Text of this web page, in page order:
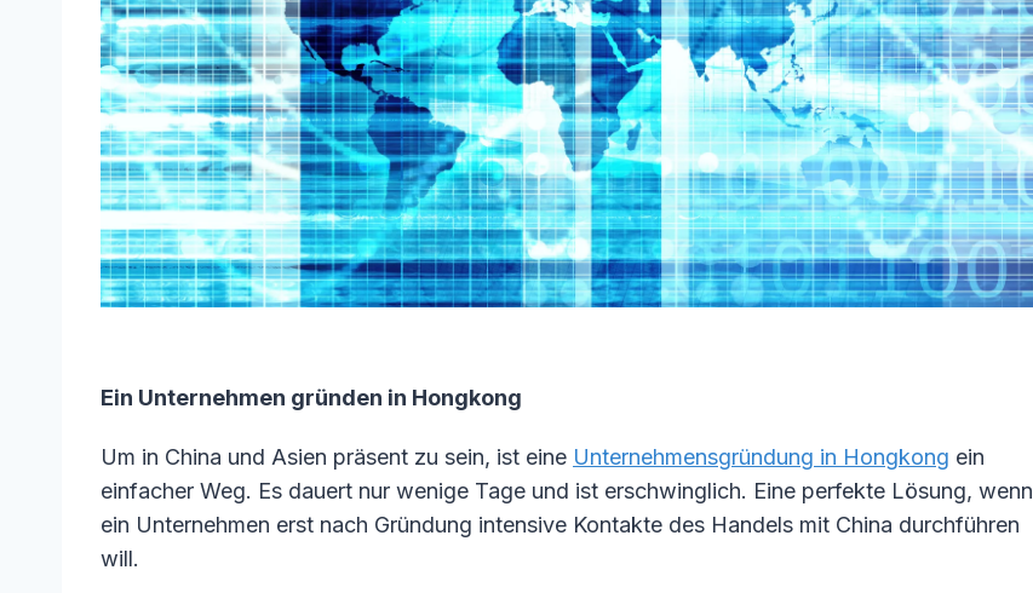
Ein Unternehmen gründen in Hongkong
Um in China und Asien präsent zu sein, ist eine Unternehmensgründung in Hongkong ein
einfacher Weg. Es dauert nur wenige Tage und ist erschwinglich. Eine perfekte Lösung, wenn
ein Unternehmen erst nach Gründung intensive Kontakte des Handels mit China durchführen
will.